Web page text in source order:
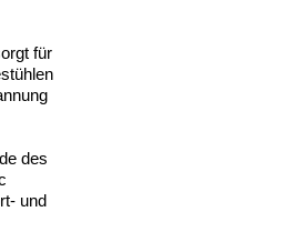
für
des
und